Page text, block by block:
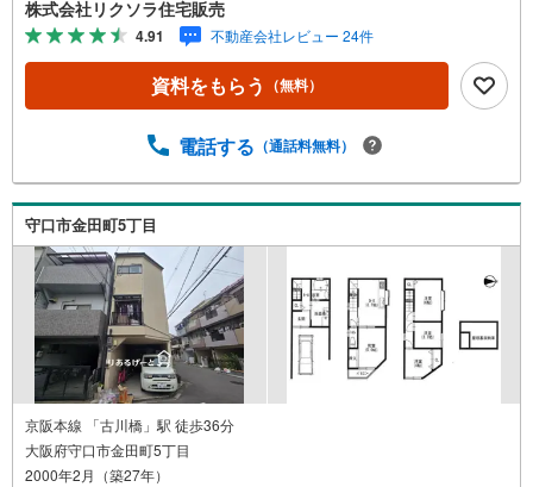
ムページよりLINEでのお問合せも好評！◇不動産情報サイ
ト未掲載物件、弊社ホームページに多数掲載！◇学校区物
件検索も充実！ご希望の学校区での物件探しに便利！「リ
クソラ住宅販売」で検索！是非ご覧ください他の気になる
内可能リフォームやリノベーションの事もあわせてご相談
条件にベストな住宅ローン商品のご提案〇住宅ローンの金
利や優遇率、審査基準などを詳しくご説明〇住宅ローンと
リフォームローンの一体型商品もご提案〇仕事や収入・現
在過去の借入による住宅ローンへの問題解決是非とも弊社
にお問合せ下さい
株式会社リクソラ住宅販売
4.91 不動産会社レビュー 24件
資料をもらう （無料）
電話する （通話料無料）
守口市金田町5丁目
京阪本線 「古川橋」駅 徒歩36分
大阪府守口市金田町5丁目
2000年2月（築27年）